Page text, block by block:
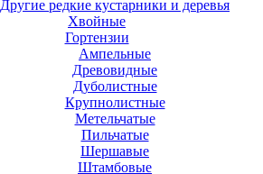
Другие редкие кустарники и деревья
Хвойные
Гортензии
Ампельные
Древовидные
Дуболистные
Крупнолистные
Метельчатые
Пильчатые
Шершавые
Штамбовые